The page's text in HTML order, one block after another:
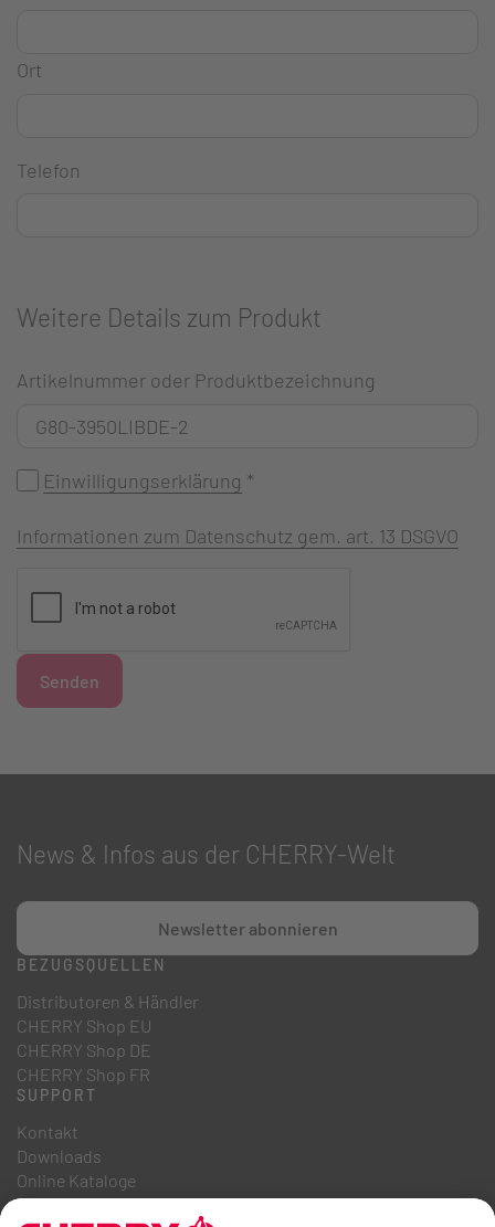
Ort
Telefon
Weitere Details zum Produkt
Artikelnummer oder Produktbezeichnung
Einwilligungserklärung *
Informationen zum Datenschutz gem. art. 13 DSGVO
Senden
News & Infos aus der CHERRY-Welt
Newsletter abonnieren
BEZUGSQUELLEN
Distributoren & Händler
CHERRY Shop EU
CHERRY Shop DE
CHERRY Shop FR
SUPPORT
Kontakt
Downloads
Online Kataloge
FAQ